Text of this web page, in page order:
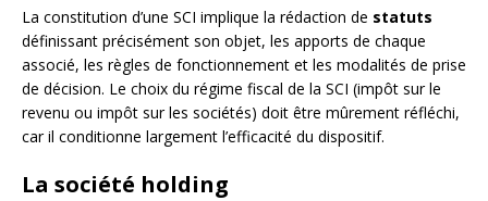
La constitution d’une SCI implique la rédaction de statuts
définissant précisément son objet, les apports de chaque
associé, les règles de fonctionnement et les modalités de prise
de décision. Le choix du régime fiscal de la SCI (impôt sur le
revenu ou impôt sur les sociétés) doit être mûrement réfléchi,
car il conditionne largement l’efficacité du dispositif.
La société holding